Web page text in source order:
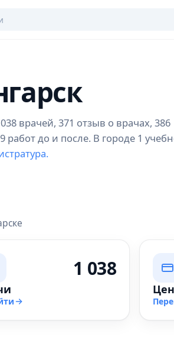
врачей, 371 отзыв о врачах, 386
до и после. В городе 1
1 038